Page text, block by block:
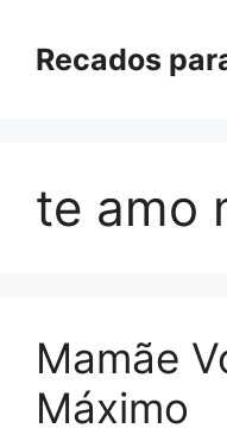
paraRecados
te amo
Mamãe
Máximo